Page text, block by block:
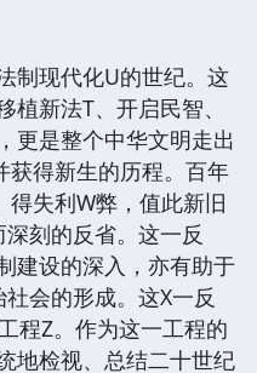
制现代化U的世纪。这
新法T、开启民智、
更是整个中华文明走出
获得新生的历程。百年
失利W弊，值此新旧
刻的反省。这一反
建设的深入，亦有助于
会的形成。这X一反
程Z。作为这一工程的
地检视、总结二十世纪